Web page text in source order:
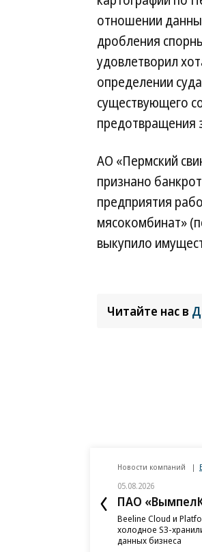
отношении
дробления
удовлетворил
определении
существующего
предотвращения
АО «Пермский
признано
предприятия
мясокомбинат»
выкупило
Читайте нас в
Новости компаний
05.08.2026
ПАО
Beeline Cloud и
холодное S3-
данных бизнеса